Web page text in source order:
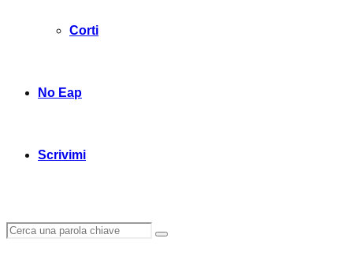
Corti
No Eap
Scrivimi
Search
Search